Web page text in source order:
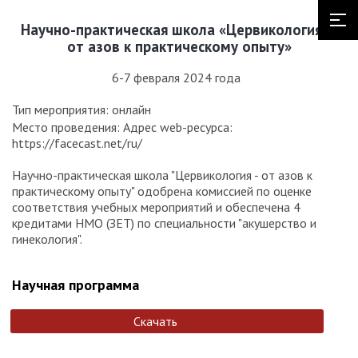
Научно-практическая школа «Цервикология —
от азов к практическому опыту»
6-7 февраля 2024 года
Тип мероприятия: онлайн
Место проведения: Адрес web-ресурса:
https://facecast.net/ru/
Научно-практическая школа "Цервикология - от азов к
практическому опыту" одобрена комиссией по оценке
соответствия учебных мероприятий и обеспечена 4
кредитами НМО (ЗЕТ) по специальности "акушерство и
гинекология".
Научная программа
Скачать